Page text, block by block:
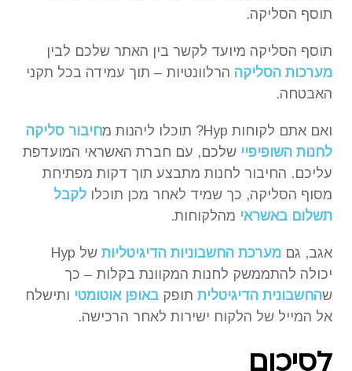
תוסף הסליקה.
תוסף הסליקה מיועד לקשר בין האתר שלכם לבין
מערכות הסליקה הרלוונטיות – תוך עמידה בכל תקני
האבטחה.
ואם אתם לקוחות Hyp? תוכלו ליהנות מ
חיבור סליקה
לחנות השופיפיי שלכם, עם חברת האשראי המועדפת
עליכם. החיבור לחנות מתבצע תוך דקות מפתיחת
מסוף הסליקה, כך שמיד לאחר מכן תוכלו לקבל
תשלום באשראי מהלקוחות.
אגב, גם מערכת החשבוניות הדיגיטליות
של Hyp
יכולה להתממשק לחנות המקוונת בקלות – כך
שהחשבונית הדיגיטלית תופק באופן אוטומטי ותישלח
אל המייל של הלקוח ישירות לאחר הרכישה.
לסיכום